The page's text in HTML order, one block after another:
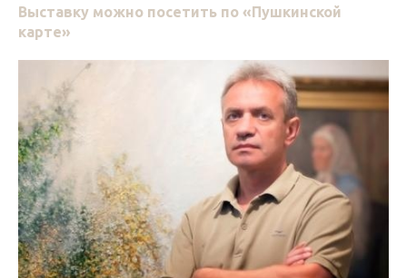
Выставку можно посетить по «Пушкинской
карте»